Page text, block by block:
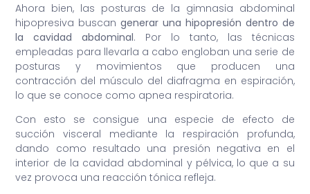
Ahora bien, las posturas de la gimnasia abdominal
hipopresiva buscangenerar una hipopresión dentro de
la cavidad abdominal. Por lo tanto, las técnicas
empleadas para llevarla a cabo engloban una serie de
posturas y movimientos que producen una
contracción del músculo del diafragma en espiración,
lo que se conoce como apnea respiratoria.
Con esto se consigue una especie de efecto de
succión visceral mediante la respiración profunda,
dando como resultado una presión negativa en el
interior de la cavidad abdominal y pélvica, lo que a su
vez provoca una reacción tónica refleja.